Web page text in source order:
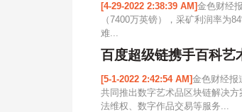
[4-29-2022 2:38:39 AM]金色财经
（7400万英镑），采矿利润率为
难...
百度超级链携手百科艺
[5-1-2022 2:42:54 AM]金色财经报
共同推出数字艺术品区块链解决
法维权、数字作品交易等服务...